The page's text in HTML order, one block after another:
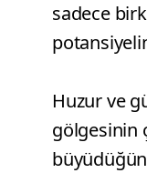
sadece
Huzur ve
gölgesinin